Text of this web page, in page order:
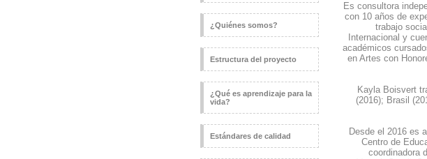
¿Quiénes somos?
Estructura del proyecto
¿Qué es aprendizaje para la
vida?
Estándares de calidad
Es consultora
con 10 años de
trabajo
Internacional y
académicos
en Artes con
Kayla Boisvert
(2016); Brasil
Desde el 2016 es
Centro de
coordinadora